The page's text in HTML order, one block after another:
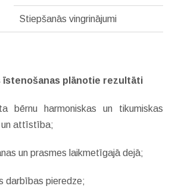
Stiepšanās vingrinājumi
īstenošanas plānotie rezultāti
bērnu harmoniskas un tikumiskas
un attīstība;
un prasmes laikmetīgajā dejā;
darbības pieredze;